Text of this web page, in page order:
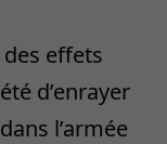
effets
d’enrayer
l’armée